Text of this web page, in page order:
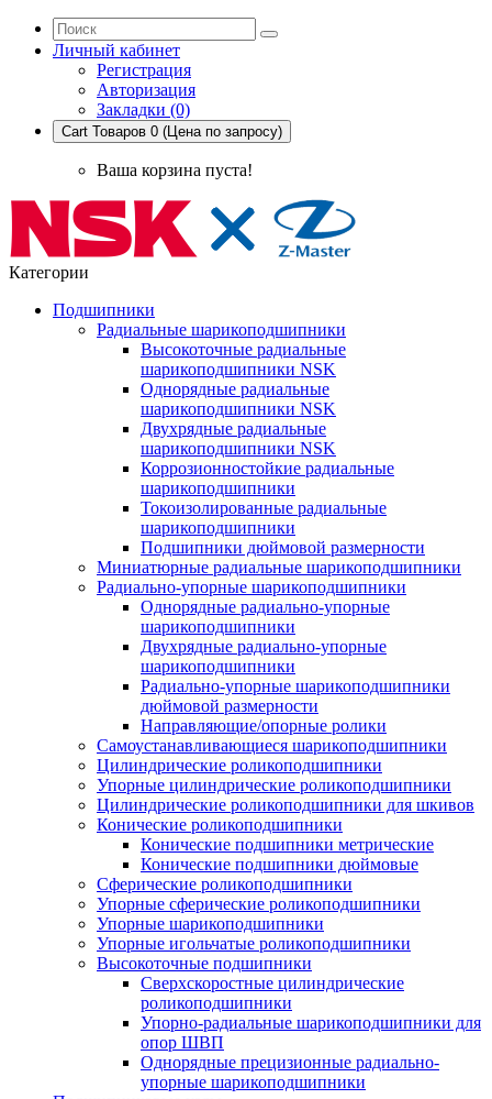
Личный кабинет
Регистрация
Авторизация
Закладки (0)
Cart Товаров 0 (Цена по запросу)
Ваша корзина пуста!
Категории
Подшипники
Радиальные шарикоподшипники
Высокоточные радиальные
шарикоподшипники NSK
Однорядные радиальные
шарикоподшипники NSK
Двухрядные радиальные
шарикоподшипники NSK
Коррозионностойкие радиальные
шарикоподшипники
Токоизолированные радиальные
шарикоподшипники
Подшипники дюймовой размерности
Миниатюрные радиальные шарикоподшипники
Радиально-упорные шарикоподшипники
Однорядные радиально-упорные
шарикоподшипники
Двухрядные радиально-упорные
шарикоподшипники
Радиально-упорные шарикоподшипники
дюймовой размерности
Направляющие/опорные ролики
Самоустанавливающиеся шарикоподшипники
Цилиндрические роликоподшипники
Упорные цилиндрические роликоподшипники
Цилиндрические роликоподшипники для шкивов
Конические роликоподшипники
Конические подшипники метрические
Конические подшипники дюймовые
Сферические роликоподшипники
Упорные сферические роликоподшипники
Упорные шарикоподшипники
Упорные игольчатые роликоподшипники
Высокоточные подшипники
Сверхскоростные цилиндрические
роликоподшипники
Упорно-радиальные шарикоподшипники для
опор ШВП
Однорядные прецизионные радиально-
упорные шарикоподшипники